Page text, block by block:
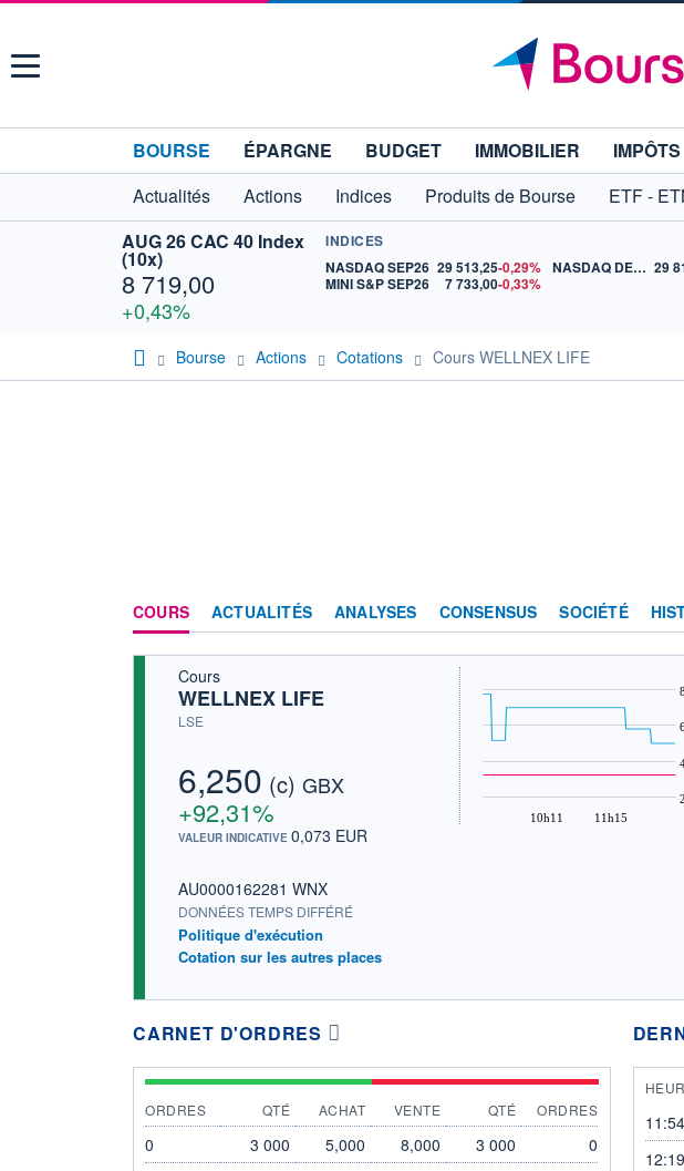
Menu
BOURSE ÉPARGNE BUDGET IMMOBILIER IMPÔTS
Actualités
Actions Indices Produits de Bourse ETF -
AUG 26 CAC 40 Index
(10x)
8 719,00
+0,43%
INDICES
NASDAQ SEP26 29 513,25-0,29%
MINI S&P SEP26
7 733,00-0,33%
NASDAQ DEC26
Bourse Actions Cotations Cours WELLNEX LIFE
COURS ACTUALITÉS ANALYSES CONSENSUS SOCIÉTÉ
Cours
WELLNEX LIFE
LSE
6,250 (c) GBX
+92,31%
VALEUR INDICATIVE 0,073 EUR
AU0000162281 WNX
DONNÉES TEMPS DIFFÉRÉ
Politique d'exécution
Cotation sur les autres places
10h11 11h15
2
8
CARNET D'ORDRES
ORDRES QTÉ ACHAT VENTE QTÉ ORDRES
0 3 000 5,000 8,000 3 000 0